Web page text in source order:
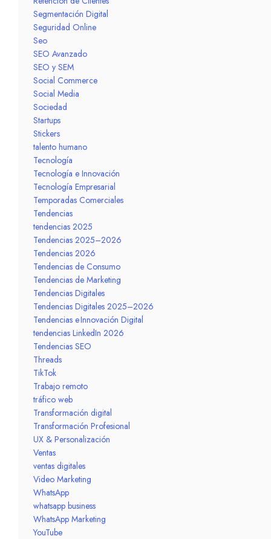
Segmentación Digital
Seguridad Online
Seo
SEO Avanzado
SEO y SEM
Social Commerce
Social Media
Sociedad
Startups
Stickers
talento humano
Tecnología
Tecnología e Innovación
Tecnología Empresarial
Temporadas Comerciales
Tendencias
tendencias 2025
Tendencias 2025–2026
Tendencias 2026
Tendencias de Consumo
Tendencias de Marketing
Tendencias Digitales
Tendencias Digitales 2025–2026
Tendencias e Innovación Digital
tendencias LinkedIn 2026
Tendencias SEO
Threads
TikTok
Trabajo remoto
tráfico web
Transformación digital
Transformación Profesional
UX & Personalización
Ventas
ventas digitales
Video Marketing
WhatsApp
whatsapp business
WhatsApp Marketing
YouTube